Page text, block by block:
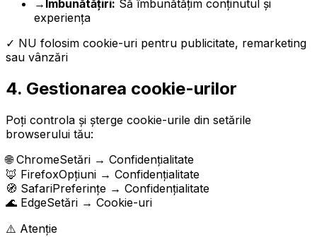
→ Îmbunătățiri: Să îmbunătățim conținutul și
experiența
✓ NU folosim cookie-uri pentru publicitate, remarketing
sau vânzări
4. Gestionarea cookie-urilor
Poți controla și șterge cookie-urile din setările
browserului tău:
🌐 ChromeSetări → Confidențialitate
🦊 FirefoxOpțiuni → Confidențialitate
🧭 SafariPreferințe → Confidențialitate
🌊 EdgeSetări → Cookie-uri
⚠️ Atenție